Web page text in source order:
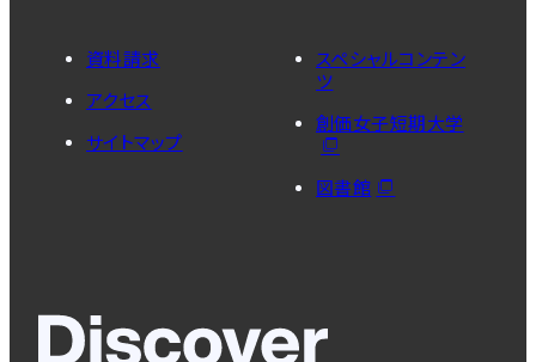
資料請求
アクセス
サイトマップ
スペシャルコンテン
ツ
創価女子短期大学
図書館